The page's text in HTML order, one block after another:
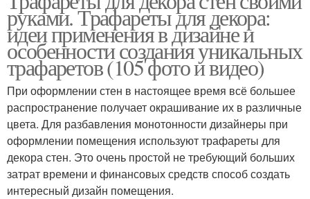
руками. Трафареты для декора:
идеи применения в дизайне и
особенности создания уникальных
трафаретов (105 фото и видео)
При оформлении стен в настоящее время всё большее
распространение получает окрашивание их в различные
цвета. Для разбавления монотонности дизайнеры при
оформлении помещения используют трафареты для
декора стен. Это очень простой не требующий больших
затрат времени и финансовых средств способ создать
интересный дизайн помещения.